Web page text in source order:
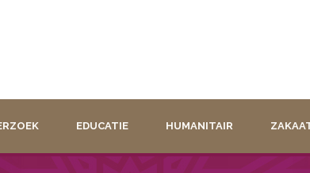
EDUCATIE HUMANITAIR